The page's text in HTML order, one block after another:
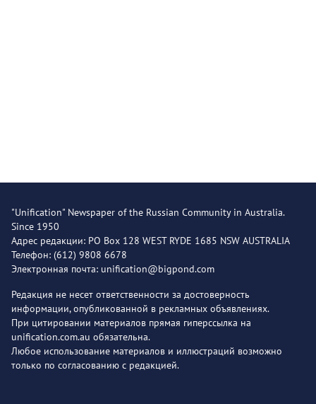
"Unification" Newspaper of the Russian Community in Australia.
Since 1950
Адрес редакции: PO Box 128 WEST RYDE 1685 NSW AUSTRALIA
Телефон: (612) 9808 6678
Электронная почта: unification@bigpond.com
Редакция не несет ответственности за достоверность
информации, опубликованной в рекламных объявлениях.
При цитировании материалов прямая гиперссылка на
unification.com.au обязательна.
Любое использование материалов и иллюстраций возможно
только по согласованию с редакцией.